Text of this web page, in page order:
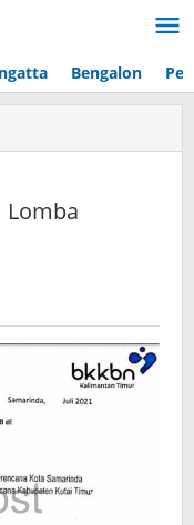
Bengalon
Lomba